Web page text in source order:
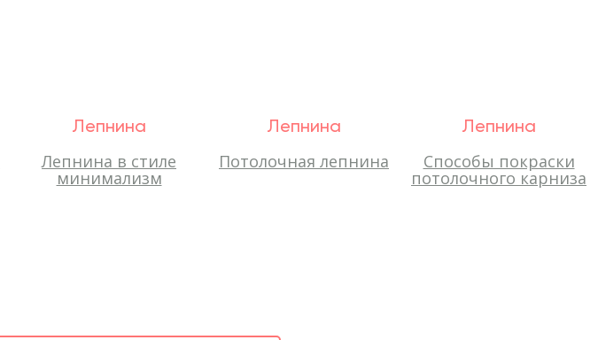
Лепнина
Лепнина в стиле
минимализм
Лепнина
Потолочная лепнина
Лепнина
Способы покраски
потолочного карниза